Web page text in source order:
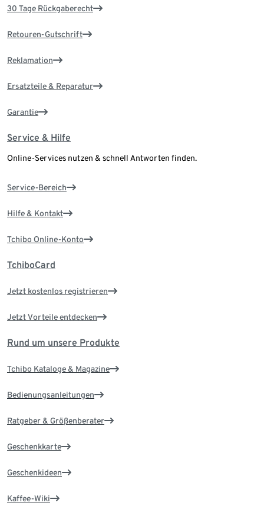
30 Tage Rückgaberecht
Retouren-Gutschrift
Reklamation
Ersatzteile & Reparatur
Garantie
Service & Hilfe
Online-Services nutzen & schnell Antworten finden.
Service-Bereich
Hilfe & Kontakt
Tchibo Online-Konto
TchiboCard
Jetzt kostenlos registrieren
Jetzt Vorteile entdecken
Rund um unsere Produkte
Tchibo Kataloge & Magazine
Bedienungsanleitungen
Ratgeber & Größenberater
Geschenkkarte
Geschenkideen
Kaffee-Wiki